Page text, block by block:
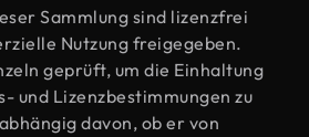
Sammlung sind lizenzfrei
Nutzung freigegeben.
geprüft, um die Einhaltung
und Lizenzbestimmungen zu
davon, ob er von